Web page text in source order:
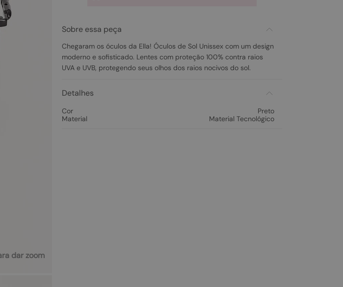
dar zoom
Sobre essa peça
Chegaram os óculos da Ella! Óculos de Sol Unissex com um design
moderno e sofisticado. Lentes com proteção 100% contra raios
UVA e UVB, protegendo seus olhos dos raios nocivos do sol.
Detalhes
Cor
Preto
Material
Material Tecnológico